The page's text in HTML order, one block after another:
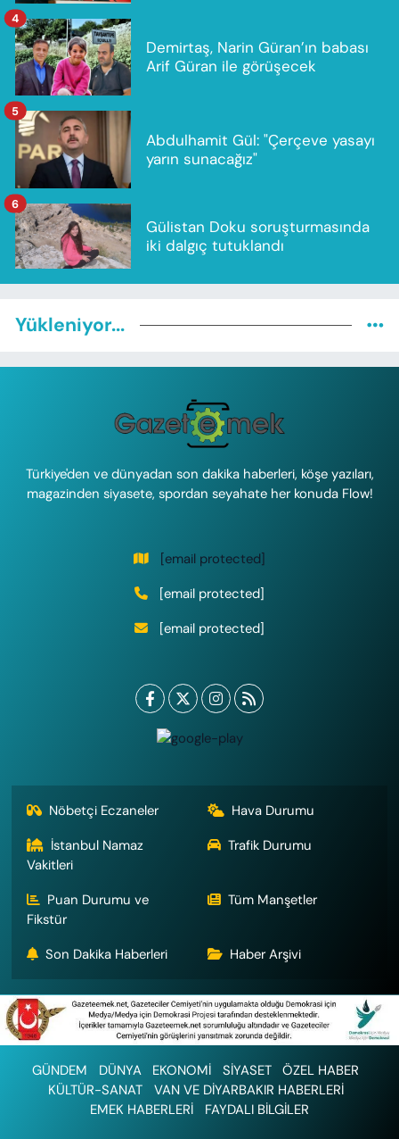
Demirtaş, Narin Güran’ın babası
Arif Güran ile görüşecek
4
Abdulhamit Gül: "Çerçeve yasayı
yarın sunacağız"
5
Gülistan Doku soruşturmasında
iki dalgıç tutuklandı
6
Yükleniyor...
Türkiye'den ve dünyadan son dakika haberleri, köşe yazıları,
magazinden siyasete, spordan seyahate her konuda Flow!
[email protected]
[email protected]
[email protected]
Nöbetçi Eczaneler
Hava Durumu
İstanbul Namaz
Vakitleri
Trafik Durumu
Puan Durumu ve
Fikstür
Tüm Manşetler
Son Dakika Haberleri Haber Arşivi
GÜNDEM DÜNYA EKONOMİ SİYASET
ÖZEL HABER
KÜLTÜR-SANAT
VAN VE DİYARBAKIR HABERLERİ
EMEK HABERLERİ
FAYDALI BİLGİLER